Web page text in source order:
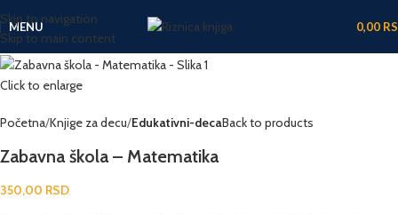
Skip to navigation
Skip to main content
MENU 0,00
Click to enlarge
Početna Knjige za decu Edukativni-decaBack to products
Zabavna škola – Matematika
350,00 RSD